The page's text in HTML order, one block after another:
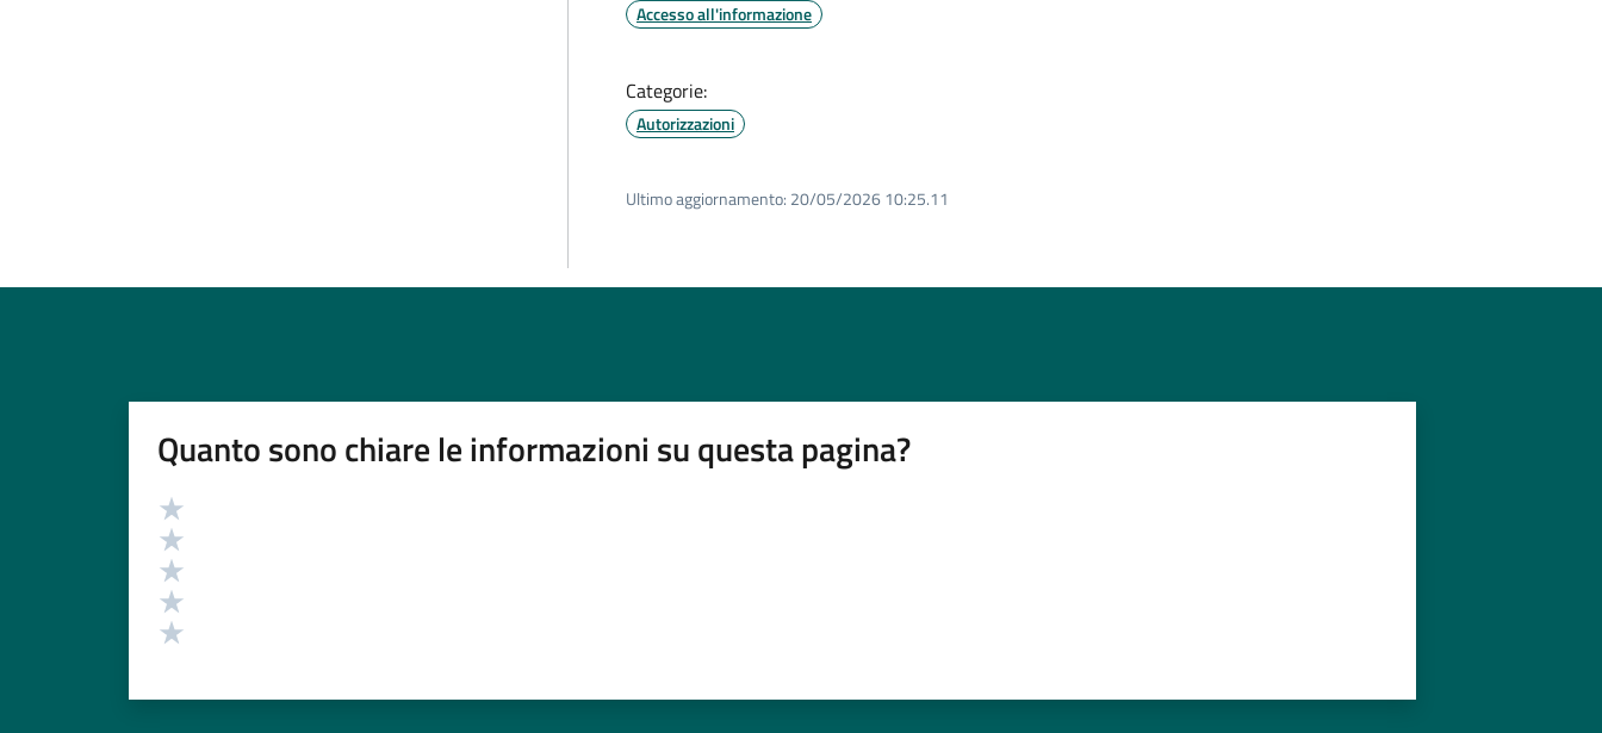
Accesso all'informazione
Categorie:
Autorizzazioni
Ultimo aggiornamento: 20/05/2026 10:25.11
Quanto sono chiare le informazioni su questa pagina?
Valutazione